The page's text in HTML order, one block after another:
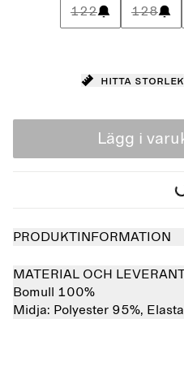
122 128
Hitta storlek
Lägg i
PRODUKTINFORMATION
MATERIAL OCH
Bomull 100%
Midja: Polyester 95%,